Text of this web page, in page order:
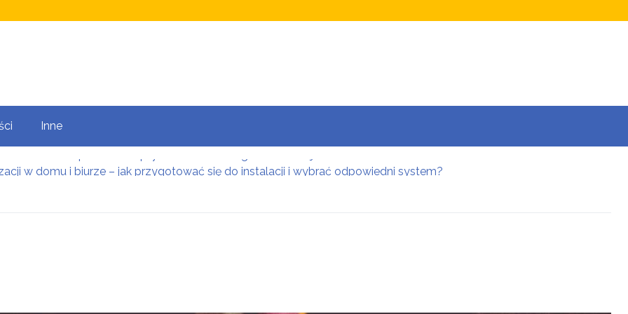
Inne
w domu i biurze – jak przygotować się do instalacji i wybrać odpowiedni system?
Bezpieczna i zoptymalizowana droga do własnej nieruchomości